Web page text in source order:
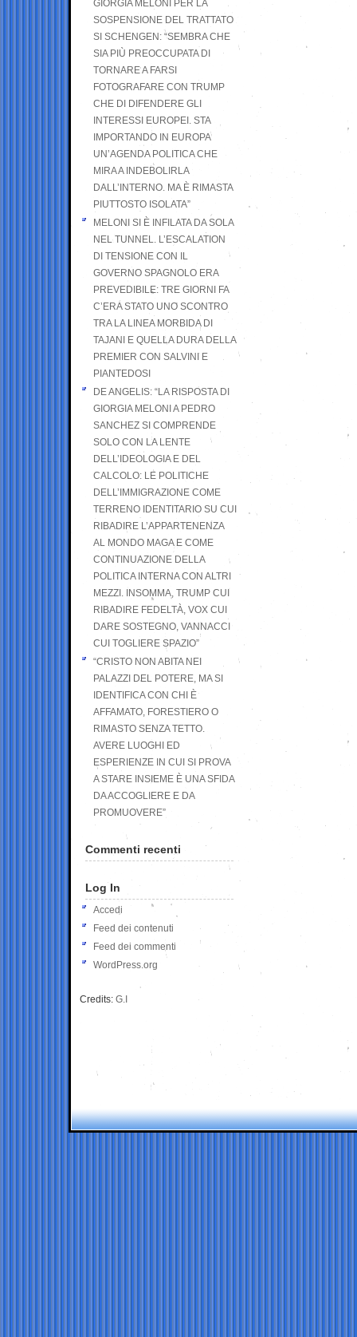
GIORGIA MELONI PER LA
SOSPENSIONE DEL TRATTATO
SI SCHENGEN: “SEMBRA CHE
SIA PIÙ PREOCCUPATA DI
TORNARE A FARSI
FOTOGRAFARE CON TRUMP
CHE DI DIFENDERE GLI
INTERESSI EUROPEI. STA
IMPORTANDO IN EUROPA
UN’AGENDA POLITICA CHE
MIRA A INDEBOLIRLA
DALL’INTERNO. MA È RIMASTA
PIUTTOSTO ISOLATA”
MELONI SI È INFILATA DA SOLA
NEL TUNNEL. L’ESCALATION
DI TENSIONE CON IL
GOVERNO SPAGNOLO ERA
PREVEDIBILE: TRE GIORNI FA
C’ERA STATO UNO SCONTRO
TRA LA LINEA MORBIDA DI
TAJANI E QUELLA DURA DELLA
PREMIER CON SALVINI E
PIANTEDOSI
DE ANGELIS: “LA RISPOSTA DI
GIORGIA MELONI A PEDRO
SANCHEZ SI COMPRENDE
SOLO CON LA LENTE
DELL’IDEOLOGIA E DEL
CALCOLO: LE POLITICHE
DELL’IMMIGRAZIONE COME
TERRENO IDENTITARIO SU CUI
RIBADIRE L’APPARTENENZA
AL MONDO MAGA E COME
CONTINUAZIONE DELLA
POLITICA INTERNA CON ALTRI
MEZZI. INSOMMA, TRUMP CUI
RIBADIRE FEDELTÀ, VOX CUI
DARE SOSTEGNO, VANNACCI
CUI TOGLIERE SPAZIO”
“CRISTO NON ABITA NEI
PALAZZI DEL POTERE, MA SI
IDENTIFICA CON CHI È
AFFAMATO, FORESTIERO O
RIMASTO SENZA TETTO.
AVERE LUOGHI ED
ESPERIENZE IN CUI SI PROVA
A STARE INSIEME È UNA SFIDA
DA ACCOGLIERE E DA
PROMUOVERE”
Commenti recenti
Log In
Accedi
Feed dei contenuti
Feed dei commenti
WordPress.org
Credits: G.I